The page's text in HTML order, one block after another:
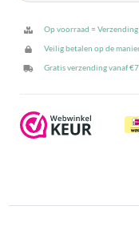
cm
-
5
kleuren
Op voorraad =
Veilig betalen op de
Gratis verzending vanaf